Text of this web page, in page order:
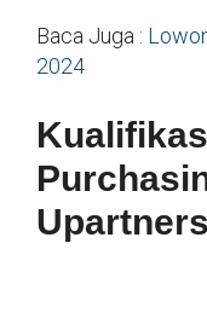
Baca Juga :
2024
Upartners